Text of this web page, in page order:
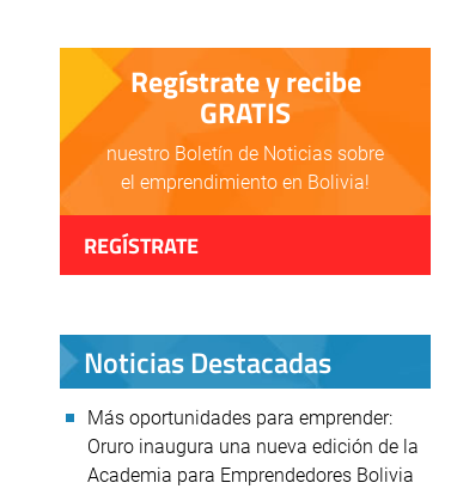
Regístrate y recibe
GRATIS
nuestro Boletín de Noticias sobre
el emprendimiento en Bolivia!
REGÍSTRATE
Noticias Destacadas
Más oportunidades para emprender:
Oruro inaugura una nueva edición de la
Academia para Emprendedores Bolivia